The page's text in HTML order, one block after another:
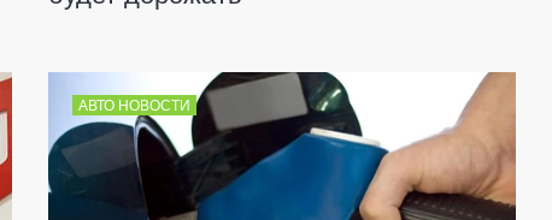
АВТО НОВОСТИ